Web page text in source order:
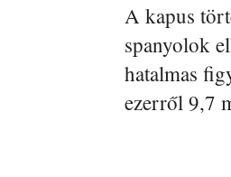
A kapus
spanyolok
hatalmas
ezerről 9,7